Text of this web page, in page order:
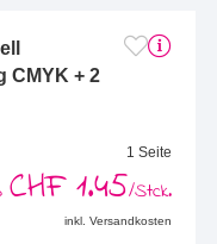
CMYK + 2
1 Seite
CHF 1.45/Stck.
inkl. Versandkosten